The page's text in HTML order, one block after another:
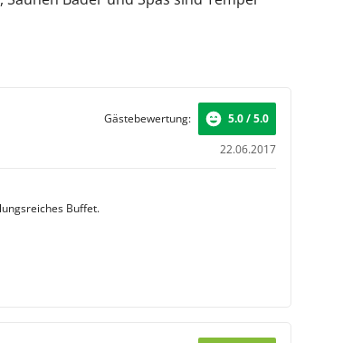
22.06.2017
Gästebewertung: 5.0 / 5.0
Buffet.